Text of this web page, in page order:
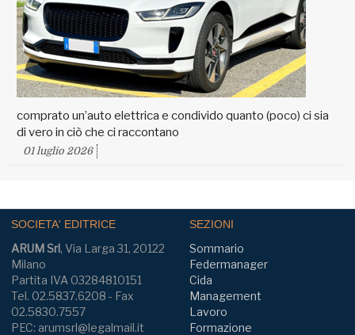
comprato un’auto elettrica e condivido quanto (poco) ci sia
di vero in ciò che ci raccontano
01 luglio 2026
SOCIETA' EDITRICE
ARUM Srl, Via Larga 31, 20122
Milano
Partita IVA 03284810151
Tel. 02.5837.6208 - Fax
02.5830.7557
PEC: arumsrl@legalmail.it
SEZIONI
Sommario
Federmanager
Cida
Management
Lavoro
Formazione